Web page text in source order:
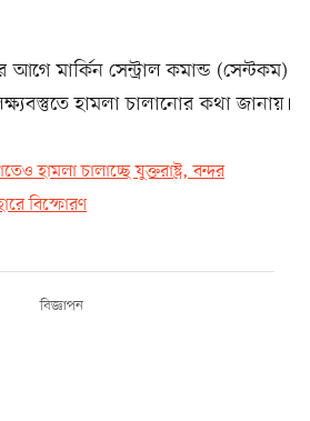
আগে মার্কিন সেন্ট্রাল কমান্ড (সেন্টকম)
হামলা চালানোর কথা জানায়।
হামলা চালাচ্ছে যুক্তরাষ্ট্র, বন্দর
বিস্ফোরণ
বিজ্ঞাপন